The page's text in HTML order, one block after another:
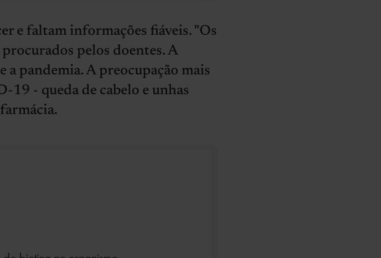
e faltam informações fiáveis. "Os
pelos doentes. A
pandemia. A preocupação mais
19 - queda de cabelo e unhas